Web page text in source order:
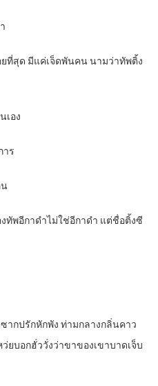
ที่สุด มีแค่เจ็ดพันคน นามว่าทัพติ้ง
เอง
าร
พอีกาดำไม่ใช่อีกาดำ แต่ชื่อติ้งซี
กปรักหักพัง ท่ามกลางกลิ่นคาว
ยบอกฮั่ววั่งว่าขาของเขาบาดเจ็บ